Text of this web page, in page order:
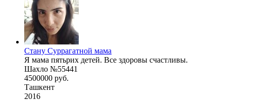
Стану Суррагатной мама
Я мама пятьрих детей. Все здоровы счастливы.
Шахло №55441
4500000 руб.
Ташкент
2016